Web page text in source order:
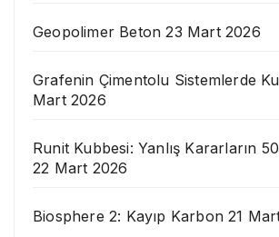
Geopolimer Beton 23 Mart 2026
Grafenin Çimentolu Sistemlerde
Mart 2026
Runit Kubbesi: Yanlış Kararların
22 Mart 2026
Biosphere 2: Kayıp Karbon 21